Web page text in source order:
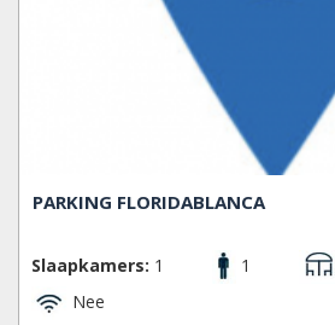
PARKING FLORIDABLANCA
Slaapkamers: 1 1
Nee